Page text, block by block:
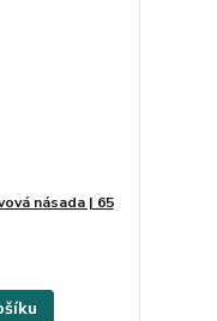
násada | 65